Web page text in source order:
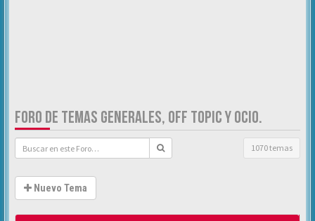
FORO DE TEMAS GENERALES, OFF TOPIC Y OCIO.
1070 temas
Nuevo Tema